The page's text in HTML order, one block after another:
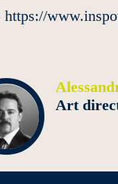
https://
Art